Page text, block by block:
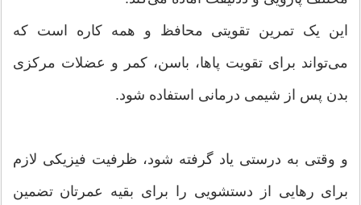
این یک تمرین تقویتی محافظ و همه کاره است که
می‌تواند برای تقویت پاها، باسن، کمر و عضلات مرکزی
بدن پس از شیمی درمانی استفاده شود.
و وقتی به درستی یاد گرفته شود، ظرفیت فیزیکی لازم
برای رهایی از دستشویی را برای بقیه عمرتان تضمین